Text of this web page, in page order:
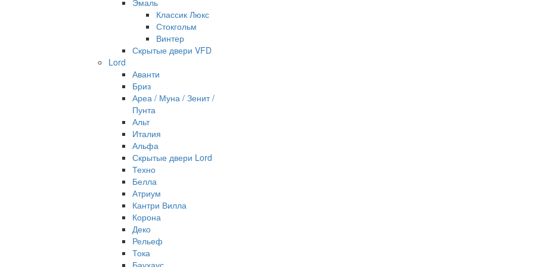
Эмаль
Классик Люкс
Стокгольм
Винтер
Скрытые двери VFD
Lord
Аванти
Бриз
Ареа / Муна / Зенит /
Пунта
Альт
Италия
Альфа
Скрытые двери Lord
Техно
Белла
Атриум
Кантри Вилла
Корона
Деко
Рельеф
Тока
Баухаус